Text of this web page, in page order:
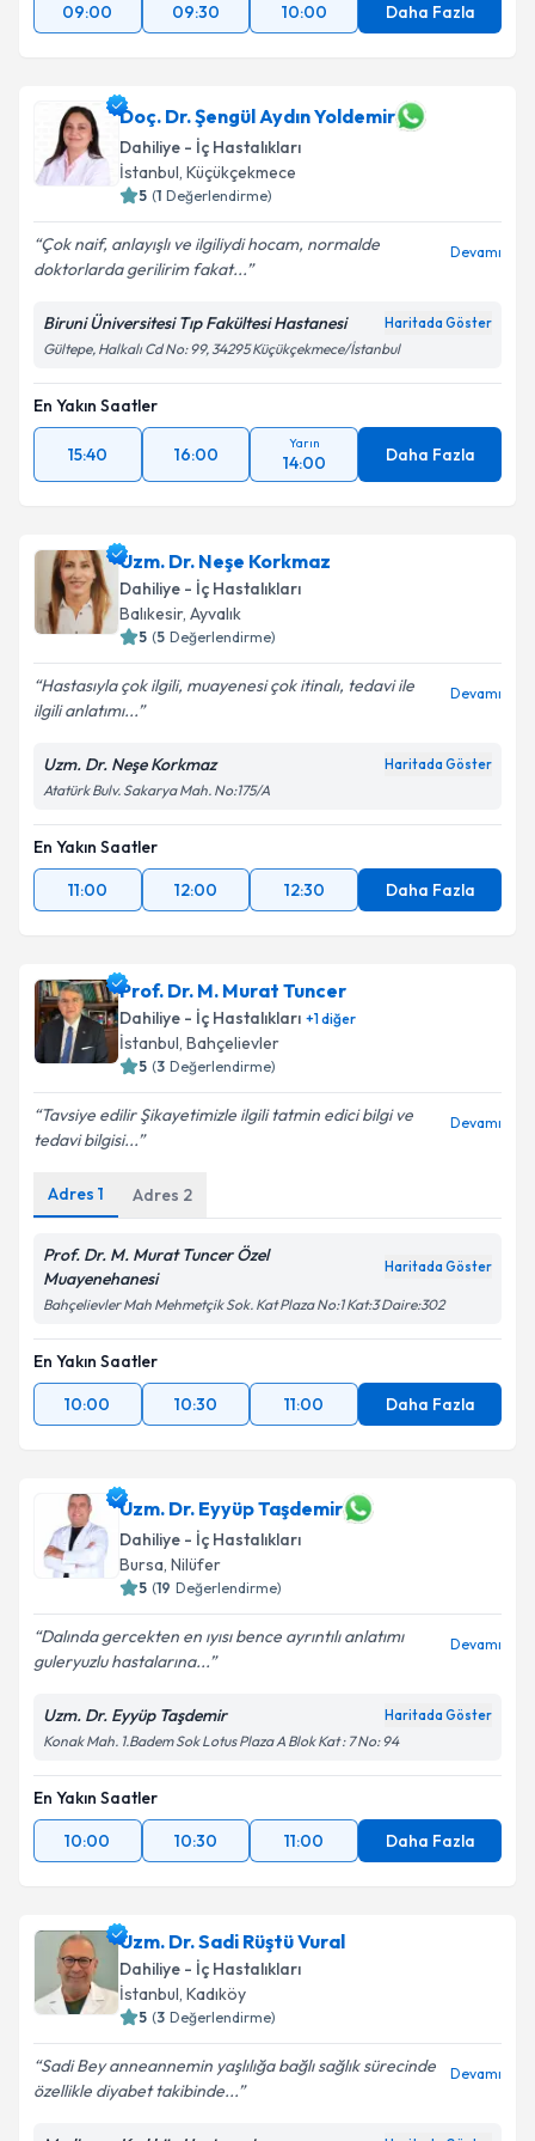
09:00
09:30 10:00 Daha Fazla
Doç. Dr. Şengül Aydın Yoldemir
Dahiliye - İç Hastalıkları
İstanbul, Küçükçekmece
5 (1 Değerlendirme)
Çok naif, anlayışlı ve ilgiliydi hocam, normalde
doktorlarda gerilirim fakat...
Devamı
Biruni Üniversitesi Tıp Fakültesi Hastanesi Haritada Göster
Gültepe, Halkalı Cd No: 99, 34295 Küçükçekmece/İstanbul
En Yakın Saatler
15:40 16:00
Yarın
14:00 Daha Fazla
Uzm. Dr. Neşe Korkmaz
Dahiliye - İç Hastalıkları
Balıkesir, Ayvalık
5 (5 Değerlendirme)
Hastasıyla çok ilgili, muayenesi çok itinalı, tedavi ile
ilgili anlatımı...
Devamı
Uzm. Dr. Neşe Korkmaz Haritada Göster
Atatürk Bulv. Sakarya Mah. No:175/A
En Yakın Saatler
11:00
12:00 12:30 Daha Fazla
Prof. Dr. M. Murat Tuncer
Dahiliye - İç Hastalıkları +1diğer
İstanbul, Bahçelievler
5 (3 Değerlendirme)
Tavsiye edilir Şikayetimizle ilgili tatmin edici bilgi ve
tedavi bilgisi...
Devamı
Adres 1 Adres 2
Prof. Dr. M. Murat Tuncer Özel
Muayenehanesi
Haritada Göster
Bahçelievler Mah Mehmetçik Sok. Kat Plaza No:1 Kat:3 Daire:302
En Yakın Saatler
10:00
10:30 11:00 Daha Fazla
Uzm. Dr. Eyyüp Taşdemir
Dahiliye - İç Hastalıkları
Bursa, Nilüfer
5 (19 Değerlendirme)
Dalında gercekten en ıyısı bence ayrıntılı anlatımı
guleryuzlu hastalarına...
Devamı
Uzm. Dr. Eyyüp Taşdemir Haritada Göster
Konak Mah. 1.Badem Sok Lotus Plaza A Blok Kat : 7 No: 94
En Yakın Saatler
10:00
10:30 11:00 Daha Fazla
Uzm. Dr. Sadi Rüştü Vural
Dahiliye - İç Hastalıkları
İstanbul, Kadıköy
5 (3 Değerlendirme)
Sadi Bey anneannemin yaşlılığa bağlı sağlık sürecinde
özellikle diyabet takibinde...
Devamı